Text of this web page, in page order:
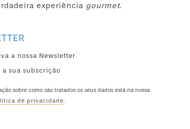
experiência gourmet.
a nossa Newsletter
sua subscrição
sobre como são tratados os seus dados está na nossa
de privacidade.